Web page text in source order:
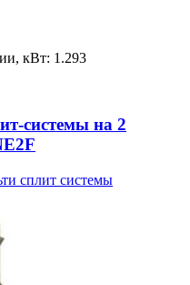
кВт: 1.293
системы на 2
сплит системы